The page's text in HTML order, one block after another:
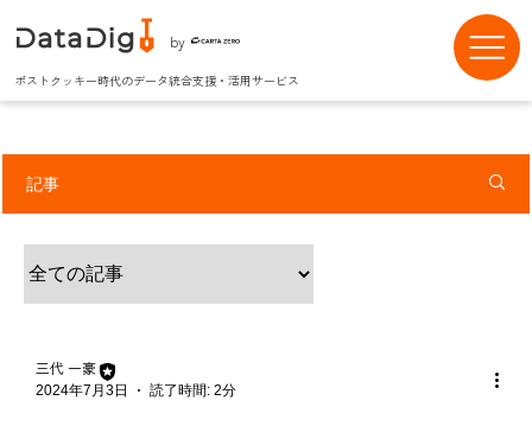
by
ポストクッキー時代のデータ統合支援・活用サービス
記事
三代 一豪
2024年7月3日 読了時間: 2分